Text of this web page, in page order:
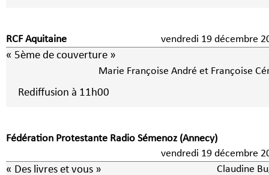
RCF Aquitaine vendredi 19 décembre
« 5ème de couverture »
Marie Françoise André et Françoise
Rediffusion à 11h00
Fédération Protestante Radio Sémenoz (Annecy)
vendredi 19 décembre
« Des livres et vous » Claudine